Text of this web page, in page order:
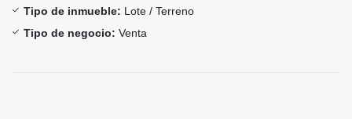
Tipo de inmueble: Lote / Terreno
Tipo de negocio: Venta